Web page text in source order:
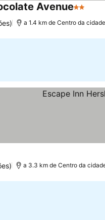
Avenue2
a 1.4 km de Centro da cidade
a 3.3 km de Centro da